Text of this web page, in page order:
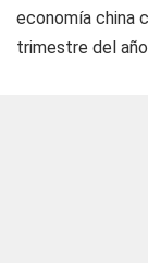
economía china
trimestre del